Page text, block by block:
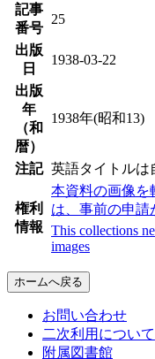
記事
番号
25
出版
日
1938-03-22
出版
年
（和
暦）
1938年(昭和13)
注記 英語タイトルは
権利
情報
本資料の画像を
は、事前の申請
This collections
images
ホームへ戻る
お問い合わせ
二次利用について
附属図書館